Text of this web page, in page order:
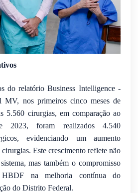
do relatório Business Intelligence -
MV, nos primeiros cinco meses de
5.560 cirurgias, em comparação ao
2023, foram realizados 4.540
evidenciando um aumento
Este crescimento reflete não
mas também o compromisso
na melhoria contínua do
do Distrito Federal.